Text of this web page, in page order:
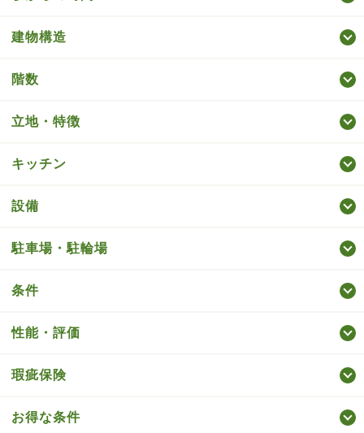
建物構造
階数
立地・特徴
キッチン
設備
駐車場・駐輪場
条件
性能・評価
瑕疵保険
お得な条件